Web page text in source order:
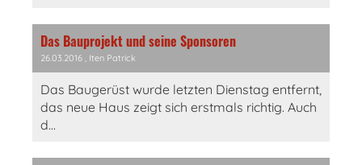
Das Bauprojekt und seine Sponsoren
26.03.2016 , Iten Patrick
Das Baugerüst wurde letzten Dienstag entfernt,
das neue Haus zeigt sich erstmals richtig. Auch
d...